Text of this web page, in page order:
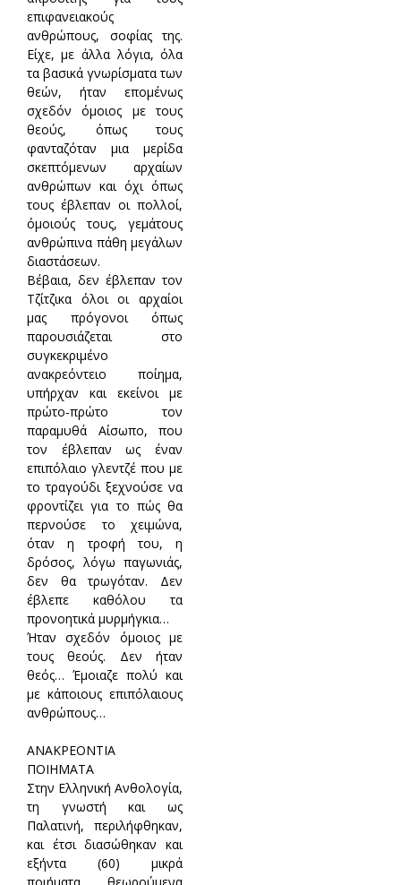
επιφανειακούς
ανθρώπους, σοφίας της.
Είχε, με άλλα λόγια, όλα
τα βασικά γνωρίσματα των
θεών, ήταν επομένως
σχεδόν όμοιος με τους
θεούς, όπως τους
φανταζόταν μια μερίδα
σκεπτόμενων αρχαίων
ανθρώπων και όχι όπως
τους έβλεπαν οι πολλοί,
όμοιούς τους, γεμάτους
ανθρώπινα πάθη μεγάλων
διαστάσεων.
Βέβαια, δεν έβλεπαν τον
Τζίτζικα όλοι οι αρχαίοι
μας πρόγονοι όπως
παρουσιάζεται στο
συγκεκριμένο
ανακρεόντειο ποίημα,
υπήρχαν και εκείνοι με
πρώτο-πρώτο τον
παραμυθά Αίσωπο, που
τον έβλεπαν ως έναν
επιπόλαιο γλεντζέ που με
το τραγούδι ξεχνούσε να
φροντίζει για το πώς θα
περνούσε το χειμώνα,
όταν η τροφή του, η
δρόσος, λόγω παγωνιάς,
δεν θα τρωγόταν. Δεν
έβλεπε καθόλου τα
προνοητικά μυρμήγκια…
Ήταν σχεδόν όμοιος με
τους θεούς. Δεν ήταν
θεός… Έμοιαζε πολύ και
με κάποιους επιπόλαιους
ανθρώπους…
ΑΝΑΚΡΕΟΝΤΙΑ
ΠΟΙΗΜΑΤΑ
Στην Ελληνική Ανθολογία,
τη γνωστή και ως
Παλατινή, περιλήφθηκαν,
και έτσι διασώθηκαν και
εξήντα (60) μικρά